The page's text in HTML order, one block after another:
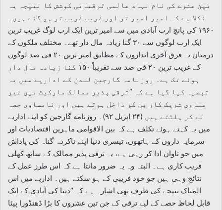
تین عشرے کی نام نہاد عالمی ترقیاتی کوشش کا نتیجہ یہ
نکلا ہے کہ امیر امیر تر اور غریب غریب تر ہو گئے ہیں۔
۱۹۶۰ کی پانچ ارب آبادی میں سے امیر ترین ایک ارب لوگ غریب ترین
ایک ارب لوگوں سے ۳۰ گنا زیادہ مال دار تھے۔ مختلف ملکوں کے
درمیان یہ فرق آخری اندازوں کے مطابق امیر ترین ۲۰ فی صد لوگوں
کے غریب ترین ۲۰ فی صد سے تقریباً ۱۵۰ گنا زیادہ مال دار
ہونے تک ہے۔ روزنامہ گارجین لندن کے اداریے میں یہ
تبصرہ کیا گیا ہے کہ “ترقی پذیر ممالک مارکیٹ میں غیر
مساوی شریک کار بن کر داخل ہوتے ہیں اور نامساوی حصہ
لے کر پلٹتے ہیں (۲۴ اپریل ۹۲)۔ روزنامه گارجین کو اپنے اداریے
میں یہ کہتے ہوئے تکلف ہے کہ بین الاقوامی ماہرین اقتصادیات اور
سرمایہ داروں کے ہاتھوں، تیسری دنیا اپنے ناکردہ گناہ کی پاداش
میں جو تاوان ادا کر رہی ہے، یہ ترقی پذیر ممالک کے ساتھ کھلی
فریب کاری ہے۔ البتہ وہ یہ ضرور مانتا ہے کہ اس طرز عمل کے
نتائج وہی ہیں جو خود فریبی کے ہو سکتے ہیں۔ اداریے میں اس
المناک نتیجے کی طرف بھی اشارہ ہے کہ ”دنیا کی آبادی کے ایک
قابل لحاظ حصے کے لیے ترقی کے جن تین عشروں کا بڑا ڈھنڈورا پیٹا